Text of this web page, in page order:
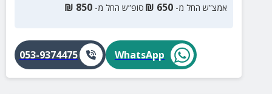
אמצ”ש החל מ- 650
₪ סופ”ש החל מ- 850
₪
WhatsApp
053-9374475